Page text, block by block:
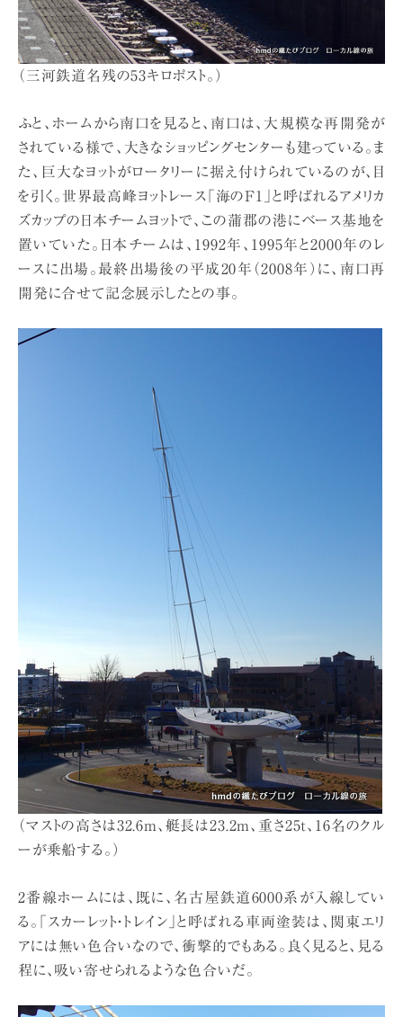
（三河鉄道名残の53キロポスト。）
ふと、ホームから南口を見ると、南口は、大規模な再開発が
されている様で、大きなショッピングセンターも建っている。ま
た、巨大なヨットがロータリーに据え付けられているのが、目
を引く。世界最高峰ヨットレース「海のF1」と呼ばれるアメリカ
ズカップの日本チームヨットで、この蒲郡の港にベース基地を
置いていた。日本チームは、1992年、1995年と2000年のレ
ースに出場。最終出場後の平成20年（2008年）に、南口再
開発に合せて記念展示したとの事。
（マストの高さは32.6m、艇長は23.2m、重さ25t、16名のクル
ーが乗船する。）
2番線ホームには、既に、名古屋鉄道6000系が入線してい
る。「スカーレット・トレイン」と呼ばれる車両塗装は、関東エリ
アには無い色合いなので、衝撃的でもある。良く見ると、見る
程に、吸い寄せられるような色合いだ。